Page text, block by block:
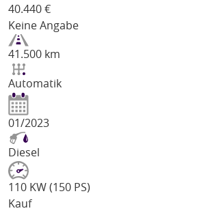
40.440 €
Keine Angabe
41.500 km
Automatik
01/2023
Diesel
110 KW (150 PS)
Kauf